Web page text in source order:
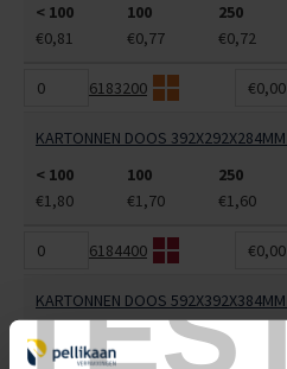
< 100
100 250
€0,81
€0,77 €0,72
6183200 €0,00
KARTONNEN DOOS
< 100
100 250
€1,80
€1,70 €1,60
6184400 €0,00
KARTONNEN DOOS
< 100
100 250
€3,47
€3,27 €3,08